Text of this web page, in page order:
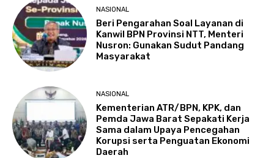
NASIONAL
Beri Pengarahan Soal Layanan di
Kanwil BPN Provinsi NTT, Menteri
Nusron: Gunakan Sudut Pandang
Masyarakat
NASIONAL
Kementerian ATR/BPN, KPK, dan
Pemda Jawa Barat Sepakati Kerja
Sama dalam Upaya Pencegahan
Korupsi serta Penguatan Ekonomi
Daerah